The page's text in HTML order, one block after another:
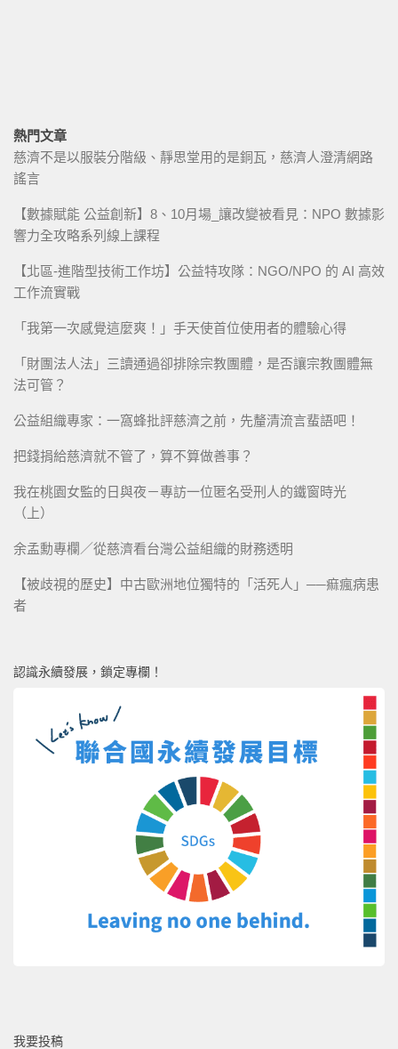
熱門文章
慈濟不是以服裝分階級、靜思堂用的是銅瓦，慈濟人澄清網路
謠言
【數據賦能 公益創新】8、10月場_讓改變被看見：NPO 數據影
響力全攻略系列線上課程
【北區-進階型技術工作坊】公益特攻隊：NGO/NPO 的 AI 高效
工作流實戰
「我第一次感覺這麼爽！」手天使首位使用者的體驗心得
「財團法人法」三讀通過卻排除宗教團體，是否讓宗教團體無
法可管？
公益組織專家：一窩蜂批評慈濟之前，先釐清流言蜚語吧！
把錢捐給慈濟就不管了，算不算做善事？
我在桃園女監的日與夜－專訪一位匿名受刑人的鐵窗時光
（上）
余孟勳專欄／從慈濟看台灣公益組織的財務透明
【被歧視的歷史】中古歐洲地位獨特的「活死人」──痲瘋病患
者
認識永續發展，鎖定專欄！
我要投稿